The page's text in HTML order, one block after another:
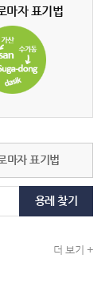
마자 표기법
마자 표기법
용례 찾기
더 보기 +